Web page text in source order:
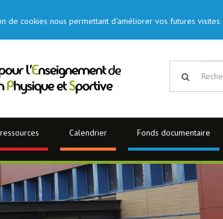
de cookies nous permettant d'améliorer vos futures visites.
Calendrier Fonds documentaire